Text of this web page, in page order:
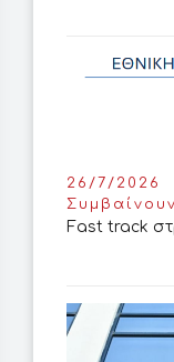
26/7/2026
Fast track